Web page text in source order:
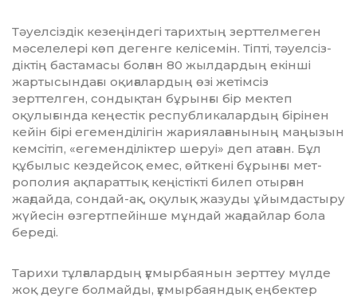
Тәуелсіздік кезеңіндегі тарих­тың зерттелмеген
мәселелері көп де­генге келісемін. Тіпті, тәуелсіз­
дік­тің бастамасы болған 80 жыл­дардың екінші
жартысындағы оқиғалардың өзі жетімсіз
зерттелген, сондықтан бұрынғы бір мектеп
оқулығында кеңестік республи­ка­лардың бірінен
кейін бірі еге­­менділігін жариялағанының маңы­зын
кемсітіп, «егеменділіктер шеруі» деп атаған. Бұл
құбылыс кездейсоқ емес, өйткені бұрынғы мет­
рополия ақпараттық кеңістікті би­леп отырған
жағдайда, сондай-ақ, оқулық жазуды ұйымдастыру
жүйе­сін өзгертпейінше мұндай жағ­дайлар бола
береді.
Тарихи тұлғалардың ғұмыр­бая­нын зерттеу мүлде
жоқ деуге бол­майды, ғұмырбаяндық еңбек­тер